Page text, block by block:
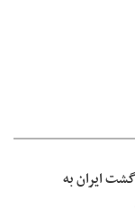
می‌شود
اولیه با کولبری
ایران به